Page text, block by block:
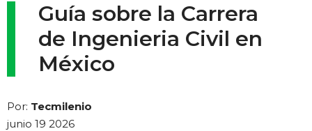
Guía sobre la Carrera
de Ingenieria Civil en
México
Por: Tecmilenio
junio 19 2026